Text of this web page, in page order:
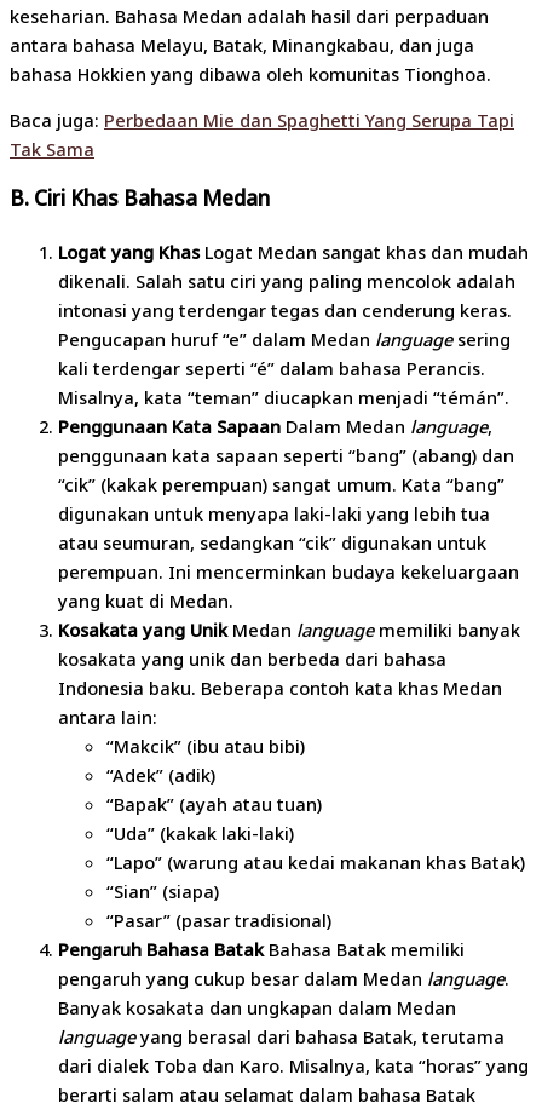
keseharian. Bahasa Medan adalah hasil dari perpaduan
antara bahasa Melayu, Batak, Minangkabau, dan juga
bahasa Hokkien yang dibawa oleh komunitas Tionghoa.
Baca juga: Perbedaan Mie dan Spaghetti Yang Serupa Tapi
Tak Sama
B. Ciri Khas Bahasa Medan
Logat yang KhasLogat Medan sangat khas dan mudah
dikenali. Salah satu ciri yang paling mencolok adalah
intonasi yang terdengar tegas dan cenderung keras.
Pengucapan huruf “e” dalam Medan languagesering
kali terdengar seperti “é” dalam bahasa Perancis.
Misalnya, kata “teman” diucapkan menjadi “témán”.
Penggunaan Kata Sapaan Dalam Medan language,
penggunaan kata sapaan seperti “bang” (abang) dan
“cik” (kakak perempuan) sangat umum. Kata “bang”
digunakan untuk menyapa laki-laki yang lebih tua
atau seumuran, sedangkan “cik” digunakan untuk
perempuan. Ini mencerminkan budaya kekeluargaan
yang kuat di Medan.
Kosakata yang UnikMedan languagememiliki banyak
kosakata yang unik dan berbeda dari bahasa
Indonesia baku. Beberapa contoh kata khas Medan
antara lain:
“Makcik” (ibu atau bibi)
“Adek” (adik)
“Bapak” (ayah atau tuan)
“Uda” (kakak laki-laki)
“Lapo” (warung atau kedai makanan khas Batak)
“Sian” (siapa)
“Pasar” (pasar tradisional)
Pengaruh Bahasa BatakBahasa Batak memiliki
pengaruh yang cukup besar dalam Medan language.
Banyak kosakata dan ungkapan dalam Medan
languageyang berasal dari bahasa Batak, terutama
dari dialek Toba dan Karo. Misalnya, kata “horas” yang
berarti salam atau selamat dalam bahasa Batak